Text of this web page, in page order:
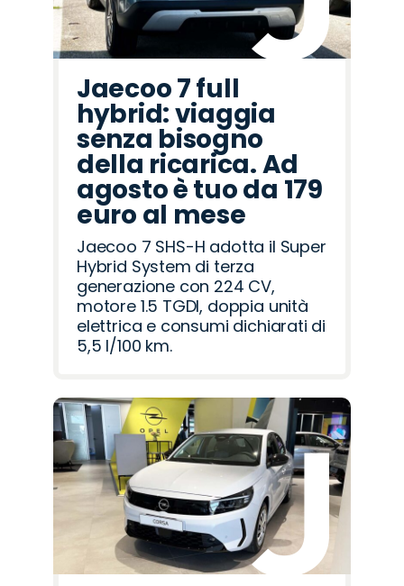
Jaecoo 7 full
hybrid: viaggia
senza bisogno
della ricarica. Ad
agosto è tuo da 179
euro al mese
Jaecoo 7 SHS-H adotta il Super
Hybrid System di terza
generazione con 224 CV,
motore 1.5 TGDI, doppia unità
elettrica e consumi dichiarati di
5,5 l/100 km.